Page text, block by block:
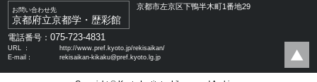
お問い合わせ先
京都府立京都学・歴彩館
京都市左京区下鴨半木町1番地29
電話番号：075-723-4831
URL ：
http://www.pref.kyoto.jp/rekisaikan/
E-mail：
rekisaikan-kikaku@pref.kyoto.lg.jp